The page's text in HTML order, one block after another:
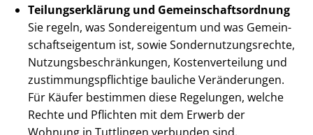
Tei­lungs­er­klä­rung und Ge­mein­schafts­ord­nung
Sie regeln, was Sondereigentum und was Ge­mein­
schafts­ei­gen­tum ist, sowie Son­der­nut­zungs­rech­te,
Nut­zungs­be­schrän­kun­gen, Kos­ten­ver­tei­lung und
zu­stim­mungs­pflich­ti­ge bauliche Veränderungen.
Für Käufer bestimmen diese Regelungen, welche
Rechte und Pflichten mit dem Erwerb der